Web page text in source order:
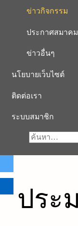
ข่าวกิจกรรม
ประกาศสมาคม
ข่าวอื่นๆ
นโยบายเว็บไซต์
ติดต่อเรา
ระบบสมาชิก
ประ